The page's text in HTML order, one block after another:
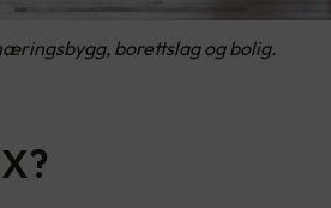
borettslag og bolig.